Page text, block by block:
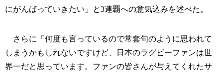
にがんばっていきたい」と3連覇への意気込みを述べた。
さらに「何度も言っているので常套句のように思われて
しまうかもしれないですけど、日本のラグビーファンは世
界一だと思っています。ファンの皆さんが与えてくれたサ